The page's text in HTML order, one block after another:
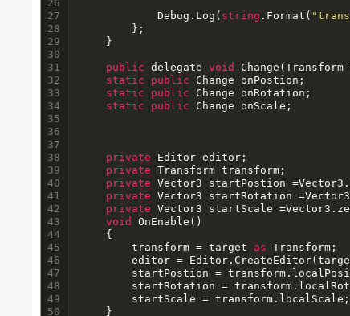
26
27
28
29
30
31
32
33
34
35
36
37
38
39
40
41
42
43
44
45
46
47
48
49
50
			Debug.Log(
string .Format(
public delegate void
static
public Change onPostion;
static
public Change onRotation;
static
public Change onScale;
private Editor editor;
private Transform transform;
private Vector3 startPostion
private Vector3 startRotation
private Vector3 startScale
void
OnEnable()
		transform = target
as Transform;
editor =